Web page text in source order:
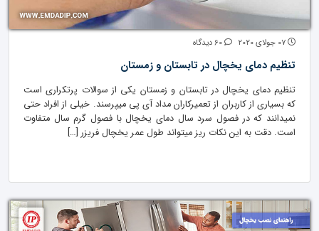
تنظیم دمای یخچال در تابستان و زمستان
تنظیم دمای یخچال در تابستان و زمستان یکی از سوالات پرتکراری است
که بسیاری از کاربران از تعمیرکاران مداد آی پی میپرسند. خیلی از افراد حتی
نمیدانند که در فصول سرد سال دمای یخچال با فصول گرم سال متفاوت
است. دقت به این نکات ریز میتواند طول عمر یخچال فریزر […]